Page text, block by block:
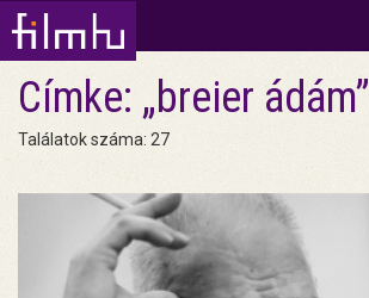
Címke: „breier ádám”
Találatok száma: 27